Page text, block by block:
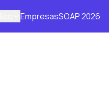
EmpresasSOAP 2026